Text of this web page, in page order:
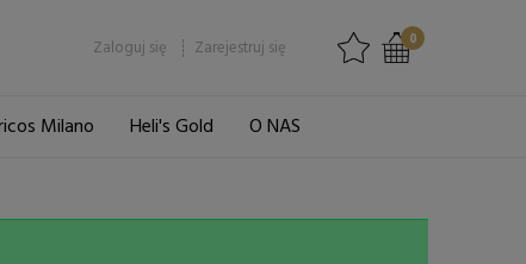
Zaloguj się Zarejestruj się 0
Milano Heli's Gold O NAS